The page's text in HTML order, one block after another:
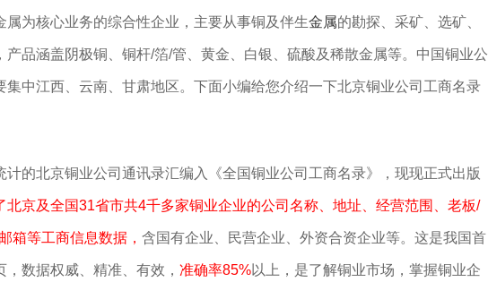
属为核心业务的综合性企业，主要从事铜及伴生金属的勘探、采矿、选矿、
产品涵盖阴极铜、铜杆/箔/管、黄金、白银、硫酸及稀散金属等。中国铜业公
集中江西、云南、甘肃‌‌地区。下面小编给您介绍一下北京铜业公司工商名录
计的北京铜业公司通讯录汇编入《全国铜业公司工商名录》，现现正式出版
北京及全国31省市共4千多家铜业企业的公司名称、地址、经营范围、老板/
箱等工商信息数据， 含国有企业、民营企业、外资合资企业等。这是我国首
数据权威、精准、有效， 准确率85%以上，是了解铜业市场，掌握铜业企